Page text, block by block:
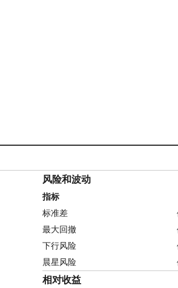
风险和波动
指标
标准差
最大回撤
下行风险
晨星风险
相对收益